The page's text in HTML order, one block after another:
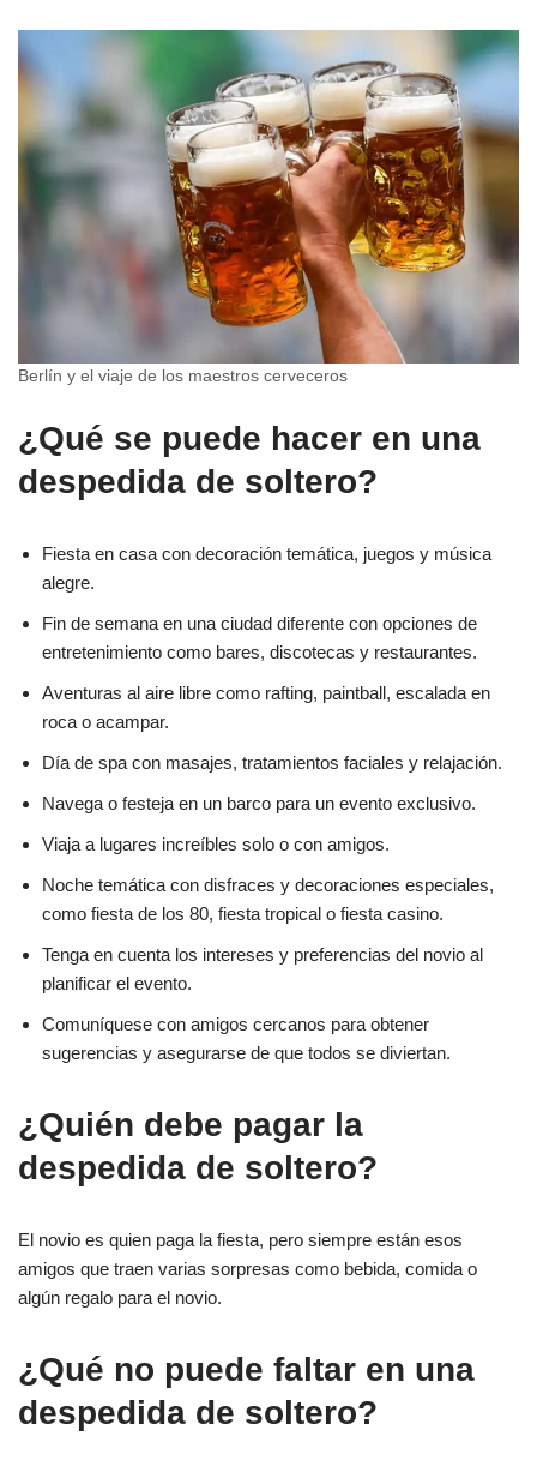
Berlín y el viaje de los maestros cerveceros
¿Qué se puede hacer en una
despedida de soltero?
Fiesta en casa con decoración temática, juegos y música
alegre.
Fin de semana en una ciudad diferente con opciones de
entretenimiento como bares, discotecas y restaurantes.
Aventuras al aire libre como rafting, paintball, escalada en
roca o acampar.
Día de spa con masajes, tratamientos faciales y relajación.
Navega o festeja en un barco para un evento exclusivo.
Viaja a lugares increíbles solo o con amigos.
Noche temática con disfraces y decoraciones especiales,
como fiesta de los 80, fiesta tropical o fiesta casino.
Tenga en cuenta los intereses y preferencias del novio al
planificar el evento.
Comuníquese con amigos cercanos para obtener
sugerencias y asegurarse de que todos se diviertan.
¿Quién debe pagar la
despedida de soltero?
El novio es quien paga la fiesta, pero siempre están esos
amigos que traen varias sorpresas como bebida, comida o
algún regalo para el novio.
¿Qué no puede faltar en una
despedida de soltero?